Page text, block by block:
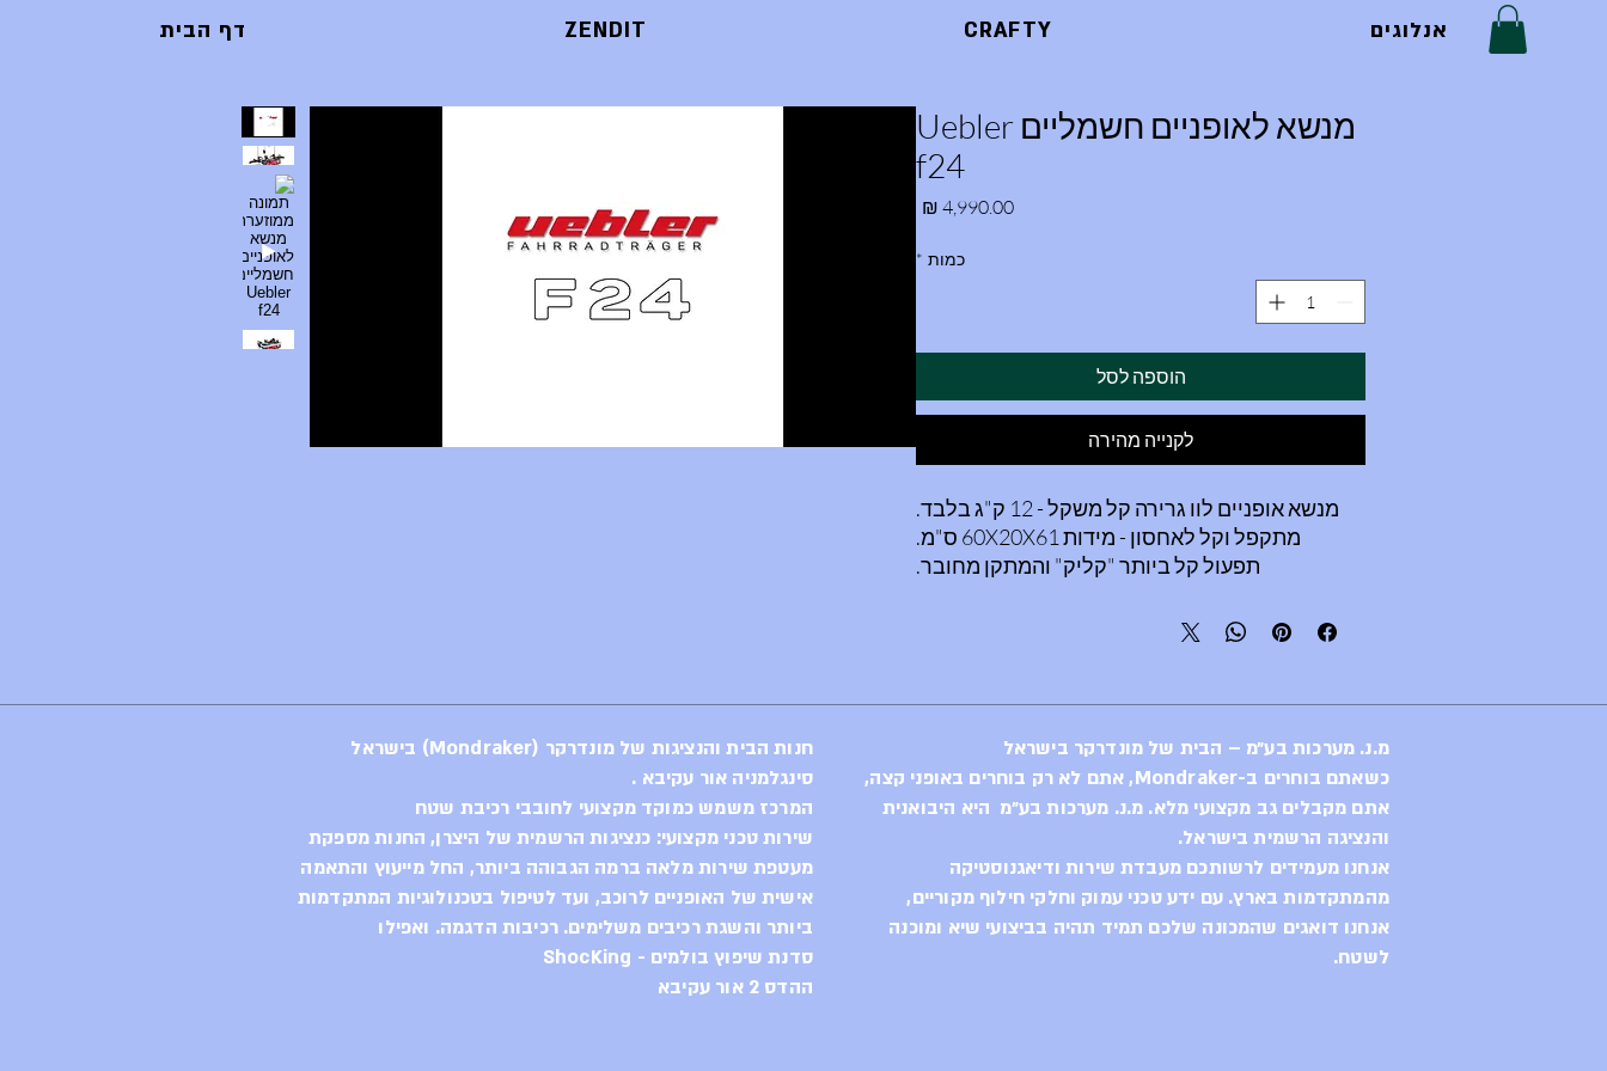
דף הבית ZENDIT CRAFTY אנלוגים
מנשא לאופניים חשמליים Uebler
f24
כמות *
הוספה לסל
לקנייה מהירה
מנשא אופניים לוו גרירה קל משקל - 12 ק"ג בלבד.
מתקפל וקל לאחסון - מידות 60X20X61 ס"מ.
תפעול קל ביותר "קליק" והמתקן מחובר.
ללא ידית לחיצה או הברגה כלשהיא.
ללא מנגנון הטיה לפתיחת דלת אחורית, בעל זרועות
תוצרת גרמניה. נחשב למנשא הטוב ביותר.
חנות הבית והנציגות של מונדרקר (Mondraker) בישראל
סינגלמניה אור עקיבא .
המרכז משמש כמוקד מקצועי לחובבי רכיבת שטח
שירות טכני מקצועי: כנציגות הרשמית של היצרן, החנות מספקת
מעטפת שירות מלאה ברמה הגבוהה ביותר, החל מייעוץ והתאמה
אישית של האופניים לרוכב, ועד לטיפול בטכנולוגיות המתקדמות
ביותר והשגת רכיבים משלימים. רכיבות הדגמה. ואפילו
סדנת שיפוץ בולמים - ShocKing
ההדס 2 אור עקיבא
מ.נ. מערכות בע״מ – הבית של מונדרקר בישראל
כשאתם בוחרים ב-Mondraker, אתם לא רק בוחרים באופני קצה,
אתם מקבלים גב מקצועי מלא. מ.נ. מערכות בע״מ היא היבואנית
והנציגה הרשמית בישראל.
אנחנו מעמידים לרשותכם מעבדת שירות ודיאגנוסטיקה
מהמתקדמות בארץ. עם ידע טכני עמוק וחלקי חילוף מקוריים,
אנחנו דואגים שהמכונה שלכם תמיד תהיה בביצועי שיא ומוכנה
לשטח.